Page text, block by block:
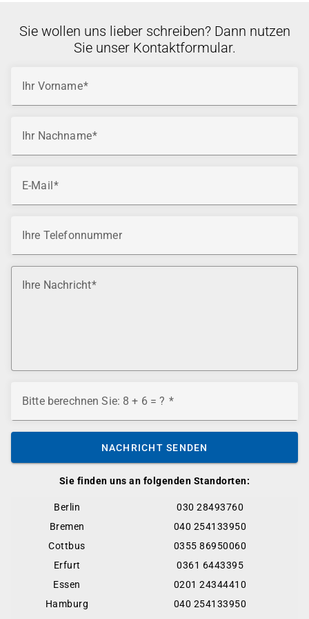
Sie finden uns an folgenden Standorten:
Berlin
030 28493760
Bremen
040 254133950
Cottbus
0355 86950060
Erfurt
0361 6443395
Essen
0201 24344410
Hamburg
040 254133950
Sie wollen uns lieber schreiben? Dann nutzen
Sie unser Kontaktformular.
Ihr Vorname
Ihr Nachname
E-Mail
Ihre Telefonnummer
Ihre Nachricht
Bitte berechnen Sie: 8 + 6 = ?
NACHRICHT SENDEN